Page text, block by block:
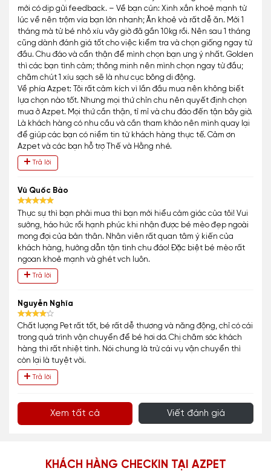
mới có dịp gửi feedback. – Về bạn cún: Xinh xắn khoẻ mạnh từ
lúc về nên trộm vía bạn lớn nhanh; Ăn khoẻ và rất dễ ăn. Mới 1
tháng mà từ bé nhỏ xíu vây giờ đã gần 10kg rồi. Nên sau 1 tháng
cũng dành đánh giá tốt cho việc kiểm tra và chọn giống ngay từ
đầu. Chu đáo và cẩn thận để mình chọn bạn ưng ý nhất. Golden
thì các bạn tình cảm; thông minh nên mình chọn ngay từ đầu;
chăm chút 1 xíu sạch sẽ là như cục bông di động.
Về phía Azpet: Tôi rất cảm kích vì lần đầu mua nên không biết
lựa chọn nào tốt. Nhưng mọi thứ chỉn chu nên quyết định chọn
mua ở Azpet. Mọi thứ cần thận, tỉ mỉ và chu đáo đến tận bây giờ.
Là khách hàng có nhu cầu và cần tham khảo nên mình quay lại
để giúp các bạn có niềm tin từ khách hàng thực tế. Cảm ơn
Azpet và các bạn hỗ trợ Thế và Hằng nhé.
Trả lời
Vũ Quốc Bảo
Thực sự thì bạn phải mua thì bạn mới hiểu cảm giác của tôi! Vui
sướng, háo hức rồi hạnh phúc khi nhận được bé mèo đẹp ngoài
mong đợi của bản thân. Nhân viên rất quan tâm ý kiến của
khách hàng, hướng dẫn tận tình chu đáo! Đặc biệt bé mèo rất
ngoan khoẻ mạnh và ghét vch luôn.
Trả lời
Nguyễn Nghĩa
Chất lượng Pet rất tốt, bé rất dễ thương và năng động, chỉ có cái
trong quá trình vận chuyển để bé hơi dơ. Chị chăm sóc khách
hàng thì rất nhiệt tình. Nói chung là trừ cái vụ vận chuyển thì
còn lại là tuyệt vời.
Trả lời
Xem tất cả Viết đánh giá
KHÁCH HÀNG CHECKIN TẠI AZPET